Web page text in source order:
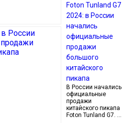
Foton Tunland G7
2024: в России
начались
официальные
продажи
большого
китайского
пикапа
В России начались
официальные
продажи
китайского пикапа
Foton Tunland G7. …